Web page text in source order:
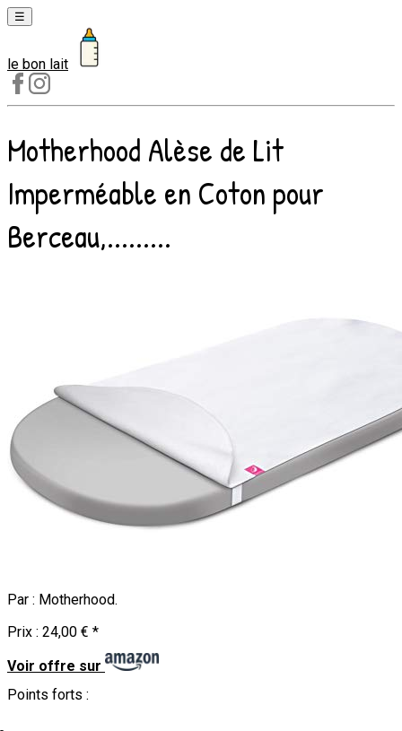
☰
Laits
1er
âge
Laits
2e
âge
de
le bon lait
Motherhood Alèse de Lit
Imperméable en Coton pour
Berceau,.........
Par : Motherhood.
Prix : 24,00 € *
Voir offre sur
Points forts :